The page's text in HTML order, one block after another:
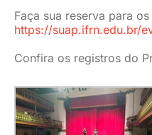
Faça sua reserva para
https://suap.ifrn.edu.br/
Confira os registros do